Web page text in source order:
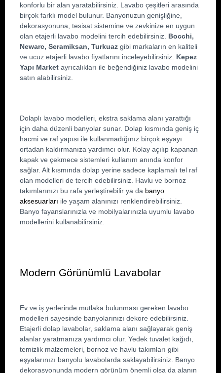
konforlu bir alan yaratabilirsiniz. Lavabo çeşitleri arasında
birçok farklı model bulunur. Banyonuzun genişliğine,
dekorasyonuna, tesisat sistemine ve zevkinize en uygun
olan etajerli lavabo modelini tercih edebilirsiniz. Bocchi,
Newarc, Seramiksan, Turkuaz gibi markaların en kaliteli
ve ucuz etajerli lavabo fiyatlarını inceleyebilirsiniz. Kepez
Yapı Market ayrıcalıkları ile beğendiğiniz lavabo modelini
satın alabilirsiniz.
Dolaplı lavabo modelleri, ekstra saklama alanı yarattığı
için daha düzenli banyolar sunar. Dolap kısmında geniş iç
hacmi ve raf yapısı ile kullanmadığınız birçok eşyayı
ortadan kaldırmanıza yardımcı olur. Kolay açılıp kapanan
kapak ve çekmece sistemleri kullanım anında konfor
sağlar. Alt kısmında dolap yerine sadece kaplamalı tel raf
olan modelleri de tercih edebilirsiniz. Havlu ve bornoz
takımlarınızı bu rafa yerleştirebilir ya da banyo
aksesuarları ile yaşam alanınızı renklendirebilirsiniz.
Banyo fayanslarınızla ve mobilyalarınızla uyumlu lavabo
modellerini kullanabilirsiniz.
Modern Görünümlü Lavabolar
Ev ve iş yerlerinde mutlaka bulunması gereken lavabo
modelleri sayesinde banyolarınızı dekore edebilirsiniz.
Etajerli dolap lavabolar, saklama alanı sağlayarak geniş
alanlar yaratmanıza yardımcı olur. Yedek tuvalet kağıdı,
temizlik malzemeleri, bornoz ve havlu takımları gibi
eşyalarınızı banyolu lavabolarda saklayabilirsiniz. Banyo
dekorasyonunda modern görünüm önemli olsa da alanın